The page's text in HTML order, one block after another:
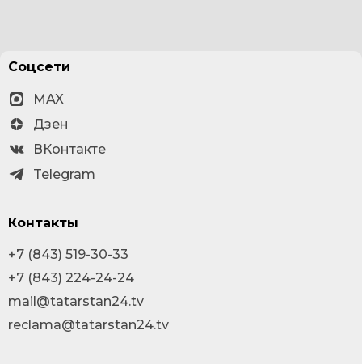
Соцсети
MAX
Дзен
ВКонтакте
Telegram
Контакты
+7 (843) 519-30-33
+7 (843) 224-24-24
mail@tatarstan24.tv
reclama@tatarstan24.tv